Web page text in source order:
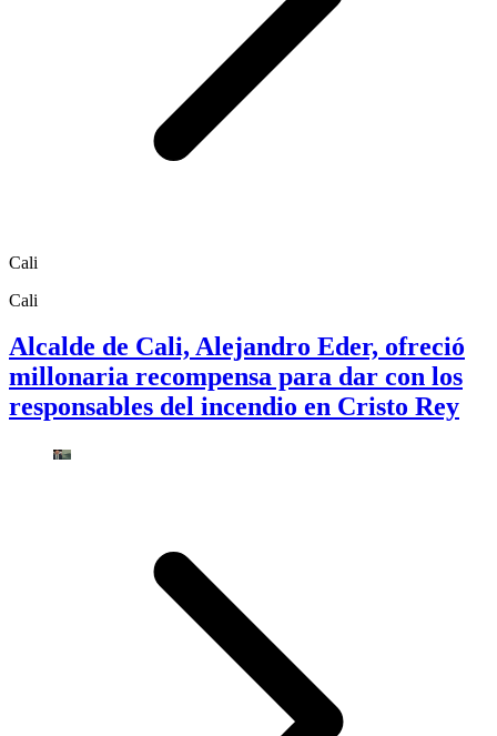
Cali
Cali
Alcalde de Cali, Alejandro Eder, ofreció
millonaria recompensa para dar con los
responsables del incendio en Cristo Rey